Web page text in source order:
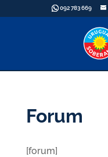
092 783 669
Forum
[forum]